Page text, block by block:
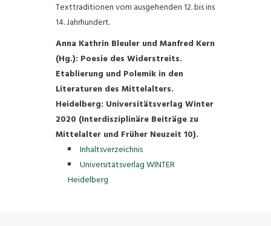
Texttraditionen vom ausgehenden 12. bis ins
14. Jahrhundert.
Anna Kathrin Bleuler und Manfred Kern
(Hg.): Poesie des Widerstreits.
Etablierung und Polemik in den
Literaturen des Mittelalters.
Heidelberg: Universitätsverlag Winter
2020 (Interdisziplinäre Beiträge zu
Mittelalter und Früher Neuzeit 10).
Inhaltsverzeichnis
Universitätsverlag WINTER
Heidelberg